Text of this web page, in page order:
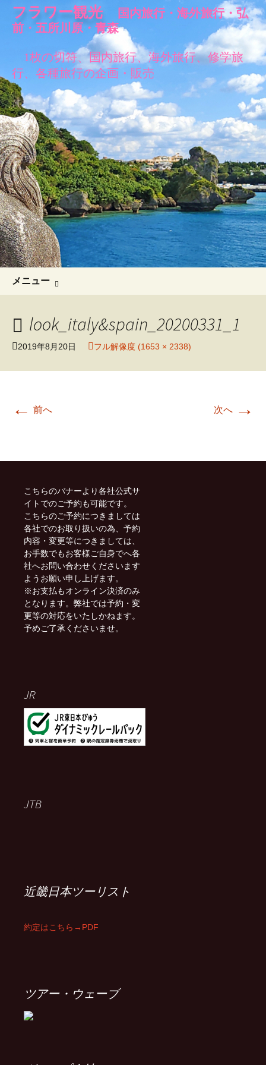
フラワー観光
国内旅行・海外旅行・弘
前・五所川原・青森
1枚の切符、国内旅行、海外旅行、修学旅
行、各種旅行の企画・販売
メニュー
ツ
へ
動
look_italy&spain_20200331_1
2019年8月20日 フル解像度 (1653 × 2338)
← 前へ 次へ →
こちらのバナーより各社公式サ
イトでのご予約も可能です。
こちらのご予約につきましては
各社でのお取り扱いの為、予約
内容・変更等につきましては、
お手数でもお客様ご自身でへ各
社へお問い合わせくださいます
ようお願い申し上げます。
※お支払もオンライン決済のみ
となります。弊社では予約・変
更等の対応をいたしかねます。
予めご了承くださいませ。
JR
JTB
近畿日本ツーリスト
約定はこちら→PDF
ツアー・ウェーブ